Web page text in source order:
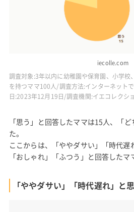
iecolle.com
調査対象:3年以内に幼稚園や保育園、小学校
を持つママ100人/調査方法:インターネット
日:2023年12月19日/調査機関:イエコレクシ
「思う」と回答したママは15人、「
た。
ここからは、「ややダサい」「時代遅
「おしゃれ」「ふつう」と回答したマ
「ややダサい」「時代遅れ」と